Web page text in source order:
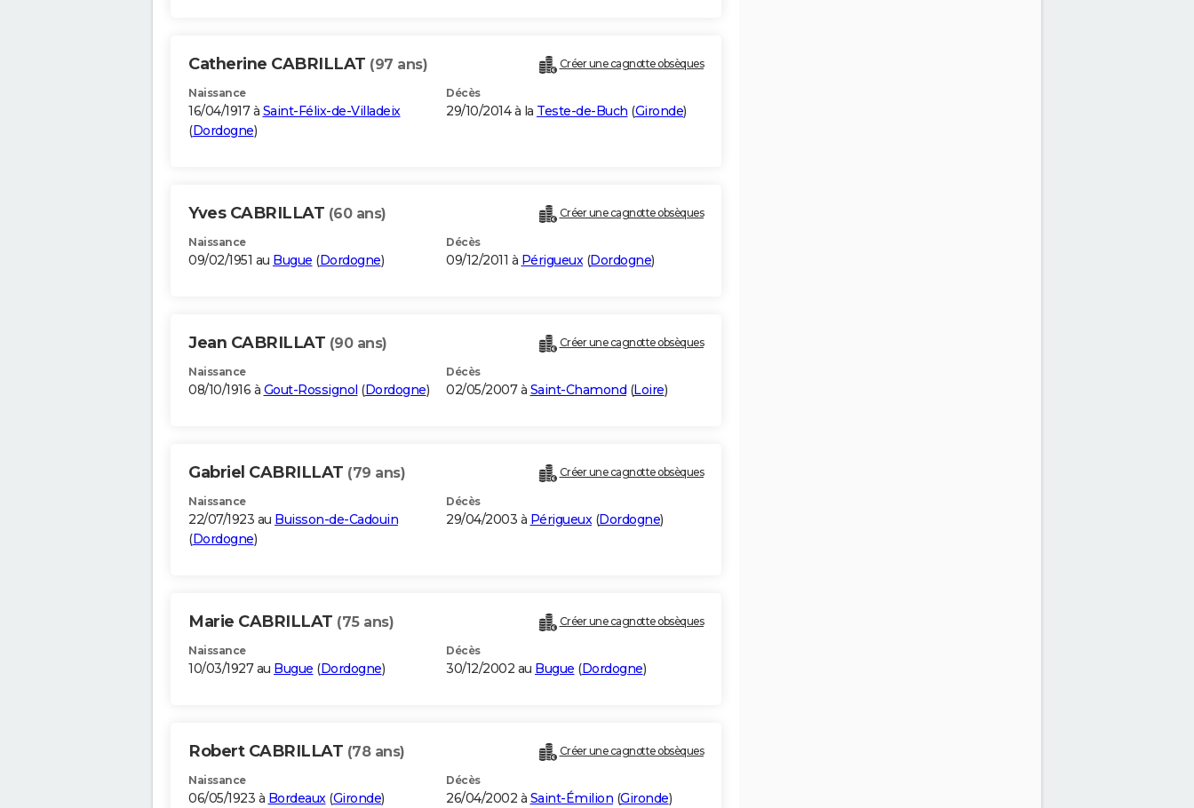
Catherine CABRILLAT (97 ans) Créer une cagnotte obsèques
Naissance
16/04/1917 à Saint-Félix-de-Villadeix
(Dordogne)
Décès
29/10/2014 à la Teste-de-Buch (Gironde)
Yves CABRILLAT (60 ans) Créer une cagnotte obsèques
Naissance
09/02/1951 au Bugue (Dordogne)
Décès
09/12/2011 à Périgueux(Dordogne)
Jean CABRILLAT (90 ans) Créer une cagnotte obsèques
Naissance
08/10/1916 à Gout-Rossignol (Dordogne)
Décès
02/05/2007 à Saint-Chamond (Loire)
Gabriel CABRILLAT (79 ans) Créer une cagnotte obsèques
Naissance
22/07/1923 au Buisson-de-Cadouin
(Dordogne)
Décès
29/04/2003 à Périgueux(Dordogne)
Marie CABRILLAT (75 ans) Créer une cagnotte obsèques
Naissance
10/03/1927 au Bugue (Dordogne)
Décès
30/12/2002 au Bugue (Dordogne)
Robert CABRILLAT (78 ans) Créer une cagnotte obsèques
Naissance
06/05/1923 à Bordeaux(Gironde)
Décès
26/04/2002 à Saint-Émilion (Gironde)